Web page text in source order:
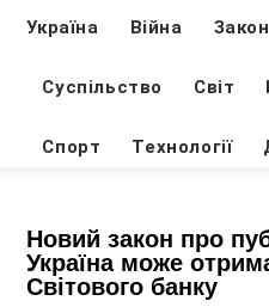
Україна Війна Закон
Суспільство Світ
Спорт Технології
Новий закон про
Україна може
Світового банку